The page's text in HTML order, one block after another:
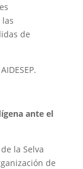
de
ante el
la Selva
de